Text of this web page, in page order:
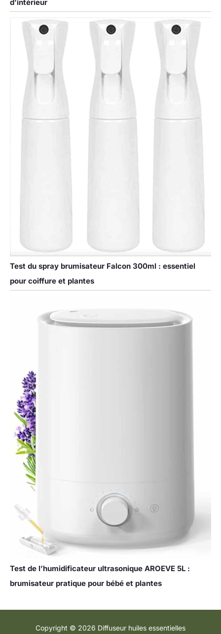
d’intérieur
Test du spray brumisateur Falcon 300ml : essentiel
pour coiffure et plantes
Test de l’humidificateur ultrasonique AROEVE 5L :
brumisateur pratique pour bébé et plantes
Copyright © 2026 Diffuseur huiles essentielles